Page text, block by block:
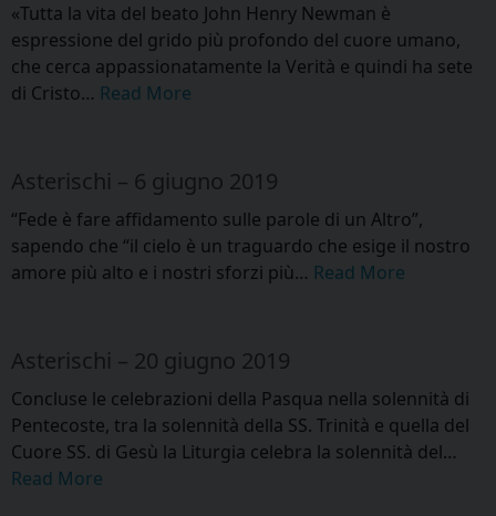
«Tutta la vita del beato John Henry Newman è
espressione del grido più profondo del cuore umano,
che cerca appassionatamente la Verità e quindi ha sete
di Cristo… Read More
Asterischi – 6 giugno 2019
“Fede è fare affidamento sulle parole di un Altro”,
sapendo che “il cielo è un traguardo che esige il nostro
amore più alto e i nostri sforzi più… Read More
Asterischi – 20 giugno 2019
Concluse le celebrazioni della Pasqua nella solennità di
Pentecoste, tra la solennità della SS. Trinità e quella del
Cuore SS. di Gesù la Liturgia celebra la solennità del…
Read More